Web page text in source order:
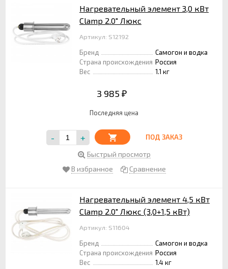
Нагревательный элемент 3,0 кВт
Clamp 2.0" Люкс
Артикул: S12192
Бренд
Самогон и водка
Страна происхождения Россия
Вес
1.1 кг
3 985 ₽
Последняя цена
- + ПОД ЗАКАЗ
Быстрый просмотр
В избранное
Сравнение
Нагревательный элемент 4,5 кВт
Clamp 2.0" Люкс (3,0+1,5 кВт)
Артикул: S11604
Бренд
Самогон и водка
Страна происхождения Россия
Вес
1.4 кг